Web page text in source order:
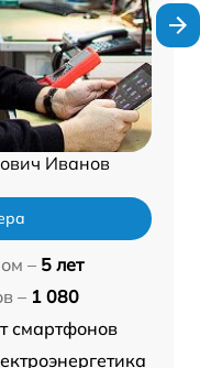
Иванов
– 5 лет
– 1 080
смартфонов